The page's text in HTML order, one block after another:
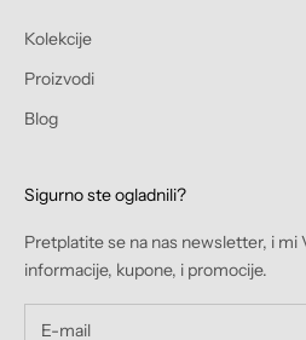
Kolekcije
Proizvodi
Blog
Sigurno ste ogladnili?
Pretplatite se na nas newsletter, i mi
informacije, kupone, i promocije.